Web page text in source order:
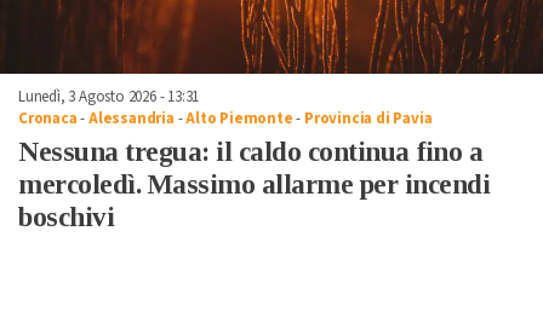
Lunedì, 3 Agosto 2026 - 13:31
Cronaca-Alessandria -Alto Piemonte- Provincia di Pavia
Nessuna tregua: il caldo continua fino a
mercoledì. Massimo allarme per incendi
boschivi